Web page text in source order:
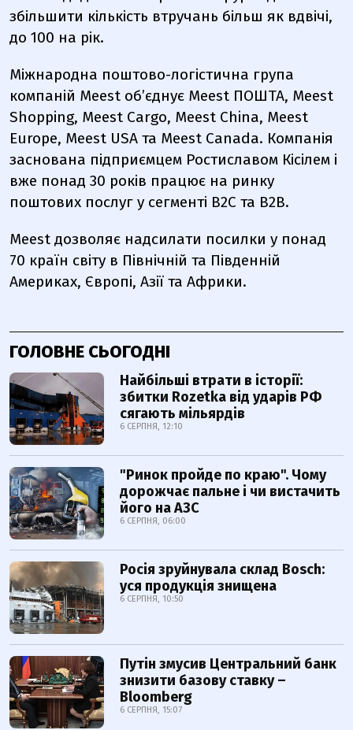
збільшити кількість втручань більш як вдвічі,
до 100 на рік.
Міжнародна поштово-логістична група
компаній Meest об’єднує Meest ПОШТА, Meest
Shopping, Meest Cargo, Meest China, Meest
Europe, Meest USA та Meest Canada. Компанія
заснована підприємцем Ростиславом Кісілем і
вже понад 30 років працює на ринку
поштових послуг у сегменті B2С та B2B.
Meest дозволяє надсилати посилки у понад
70 країн світу в Північній та Південній
Америках, Європі, Азії та Африки.
ГОЛОВНЕ СЬОГОДНІ
Найбільші втрати в історії:
збитки Rozetka від ударів РФ
сягають мільярдів
6 СЕРПНЯ, 12:10
"Ринок пройде по краю". Чому
дорожчає пальне і чи вистачить
його на АЗС
6 СЕРПНЯ, 06:00
Росія зруйнувала склад Bosch:
уся продукція знищена
6 СЕРПНЯ, 10:50
Путін змусив Центральний банк
знизити базову ставку –
Bloomberg
6 СЕРПНЯ, 15:07